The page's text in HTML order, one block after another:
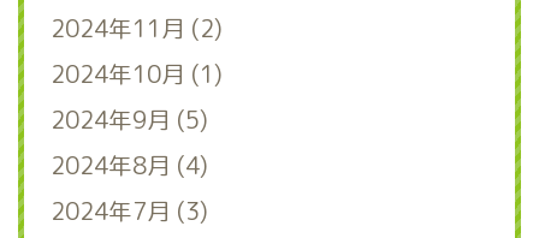
2024年11月 (2)
2024年10月 (1)
2024年9月 (5)
2024年8月 (4)
2024年7月 (3)